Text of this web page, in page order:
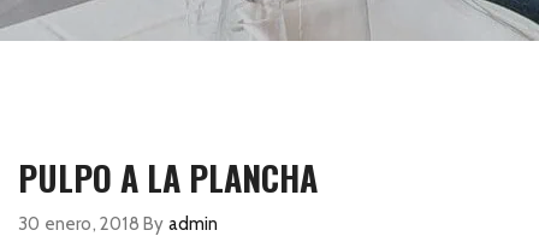
PULPO A LA PLANCHA
30 enero, 2018 By admin